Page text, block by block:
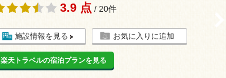
3.9 点 / 20件
施設情報を見る お気に入りに追加
楽天トラベルの宿泊プランを見る